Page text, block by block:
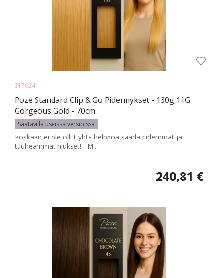
317024
Poze Standard Clip & Go Pidennykset - 130g 11G
Gorgeous Gold - 70cm
Saatavilla useissa versioissa
Koskaan ei ole ollut yhtä helppoa saada pidemmät ja
tuuheammat hiukset! M...
240,81 €